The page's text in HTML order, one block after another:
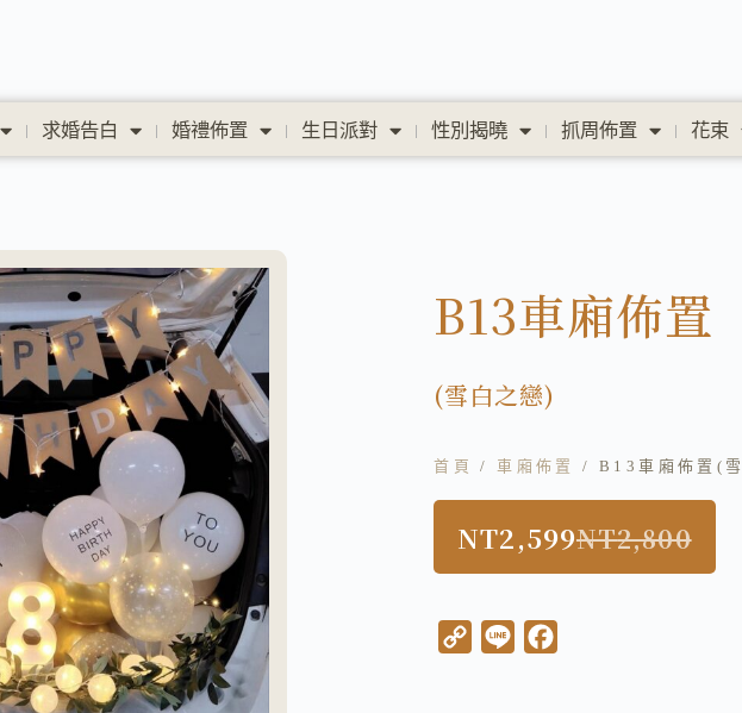
求婚告白 婚禮佈置 生日派對 性別揭曉 抓周佈置 花束
B13車廂佈置
(雪白之戀)
首頁 /車廂佈置 / B13車廂佈置(
NT2,800
NT2,599
C